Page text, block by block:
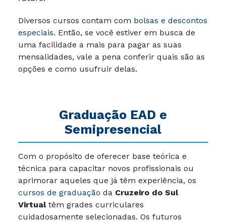
Diversos cursos contam com bolsas e descontos
especiais. Então, se você estiver em busca de
uma facilidade a mais para pagar as suas
mensalidades, vale a pena conferir quais são as
opções e como usufruir delas.
Graduação EAD e
Semipresencial
Com o propósito de oferecer base teórica e
técnica para capacitar novos profissionais ou
aprimorar aqueles que já têm experiência, os
cursos de graduação da Cruzeiro do Sul
Virtualtêm grades curriculares
cuidadosamente selecionadas. Os futuros